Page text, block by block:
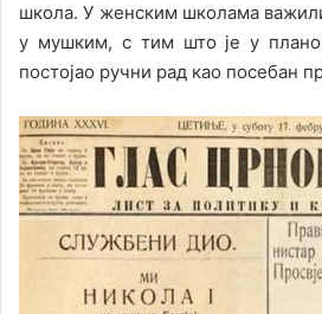
школа. У женским школама
у мушким, с тим што је у
постојао ручни рад као посебан